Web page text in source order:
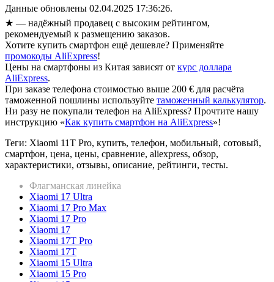
Данные обновлены 02.04.2025 17:36:26.
★ — надёжный продавец с высоким рейтингом,
рекомендуемый к размещению заказов.
Хотите купить смартфон ещё дешевле? Применяйте
промокоды AliExpress!
Цены на смартфоны из Китая зависят от курс доллара
AliExpress.
При заказе телефона стоимостью выше 200 € для расчёта
таможенной пошлины используйте таможенный калькулятор.
Ни разу не покупали телефон на AliExpress? Прочтите нашу
инструкцию «Как купить смартфон на AliExpress»!
Теги: Xiaomi 11T Pro, купить, телефон, мобильный, сотовый,
смартфон, цена, цены, сравнение, aliexpress, обзор,
характеристики, отзывы, описание, рейтинги, тесты.
Флагманская линейка
Xiaomi 17 Ultra
Xiaomi 17 Pro Max
Xiaomi 17 Pro
Xiaomi 17
Xiaomi 17T Pro
Xiaomi 17T
Xiaomi 15 Ultra
Xiaomi 15 Pro